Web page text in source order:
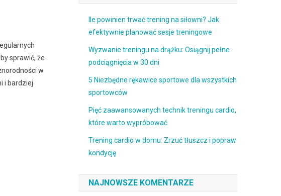
sprawić, że
w
i bardziej
Ile powinien trwać trening na siłowni? Jak
efektywnie planować sesje treningowe
Wyzwanie treningu na drążku: Osiągnij pełne
podciągnięcia w 30 dni
5 Niezbędne rękawice sportowe dla wszystkich
sportowców
Pięć zaawansowanych technik treningu cardio,
które warto wypróbować
Trening cardio w domu: Zrzuć tłuszcz i popraw
kondycję
NAJNOWSZE KOMENTARZE